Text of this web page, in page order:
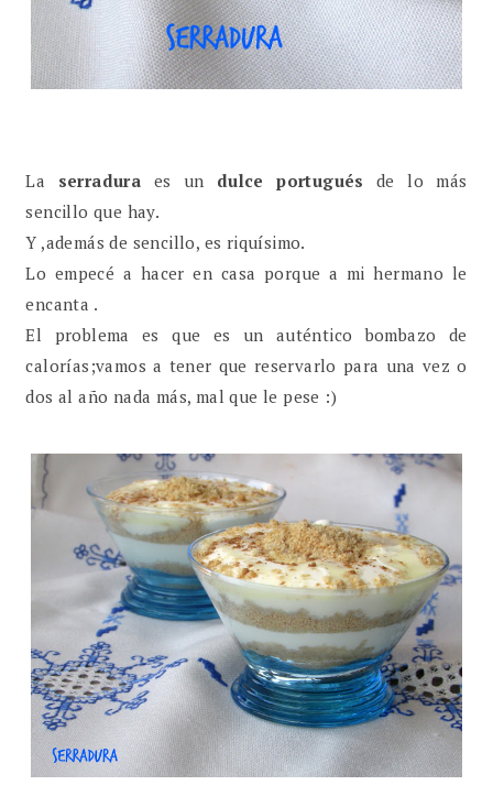
La serradura es un dulce portugués de lo más
sencillo que hay.
Y ,además de sencillo, es riquísimo.
Lo empecé a hacer en casa porque a mi hermano le
encanta .
El problema es que es un auténtico bombazo de
calorías;vamos a tener que reservarlo para una vez o
dos al año nada más, mal que le pese :)